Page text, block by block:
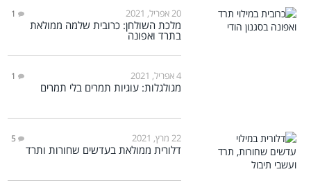
20 אפריל, 2021 1
מלכת השולחן: כרובית שלמה ממולאת
בתרד ואפונה
4 אפריל, 2021 1
מגולגלות: עוגיות תמרים בלי תמרים
22 מרץ, 2021 5
דלורית ממולאת בעדשים שחורות ותרד